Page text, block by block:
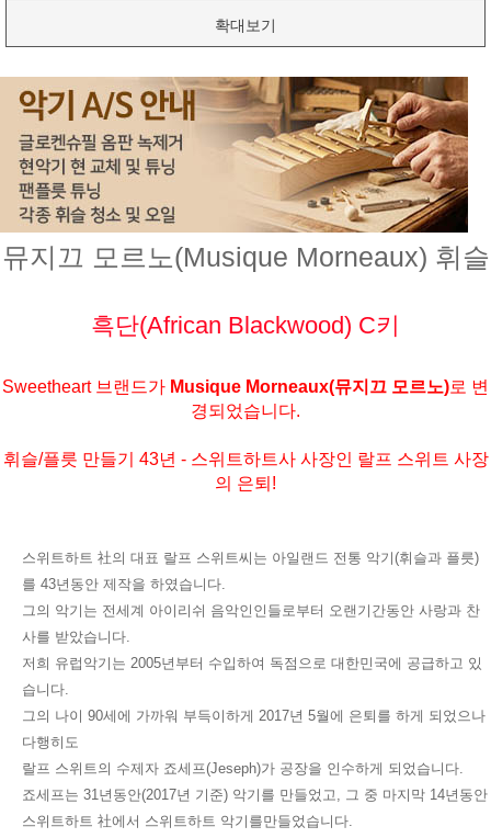
확대보기
뮤지끄 모르노(Musique Morneaux) 휘슬
흑단(African Blackwood) C키
Sweetheart 브랜드가 Musique Morneaux(뮤지끄 모르노)로 변
경되었습니다.
휘슬/플릇 만들기 43년 - 스위트하트사 사장인 랄프 스위트 사장
의 은퇴!
스위트하트 社의 대표 랄프 스위트씨는 아일랜드 전통 악기(휘슬과 플릇)
를 43년동안 제작을 하였습니다.
그의 악기는 전세계 아이리쉬 음악인인들로부터 오랜기간동안 사랑과 찬
사를 받았습니다.
저희 유럽악기는 2005년부터 수입하여 독점으로 대한민국에 공급하고 있
습니다.
그의 나이 90세에 가까워 부득이하게 2017년 5월에 은퇴를 하게 되었으나
다행히도
랄프 스위트의 수제자 죠세프(Jeseph)가 공장을 인수하게 되었습니다.
죠세프는 31년동안(2017년 기준) 악기를 만들었고, 그 중 마지막 14년동안
스위트하트 社에서 스위트하트 악기를만들었습니다.